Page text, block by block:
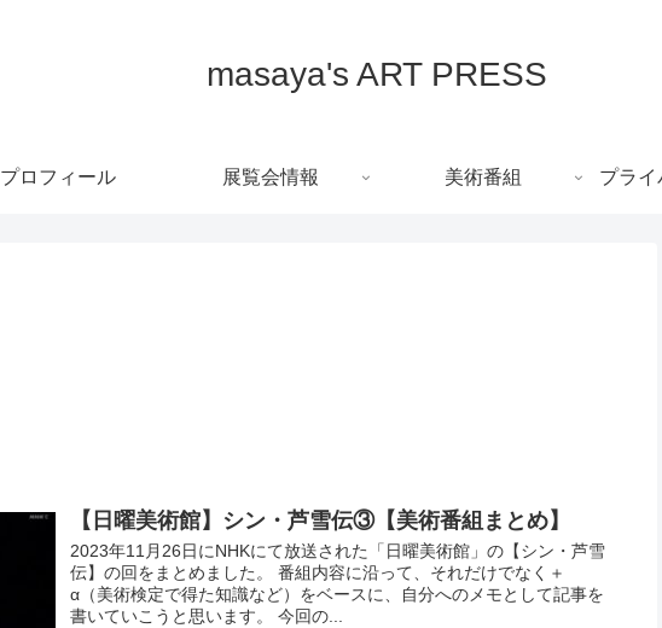
masaya's ART PRESS
プロフィール 展覧会情報 美術番組 プライ
【日曜美術館】シン・芦雪伝③【美術番組まとめ】
2023年11月26日にNHKにて放送された「日曜美術館」の【シン・芦雪
伝】の回をまとめました。 番組内容に沿って、それだけでなく＋
α（美術検定で得た知識など）をベースに、自分へのメモとして記事を
書いていこうと思います。 今回の...